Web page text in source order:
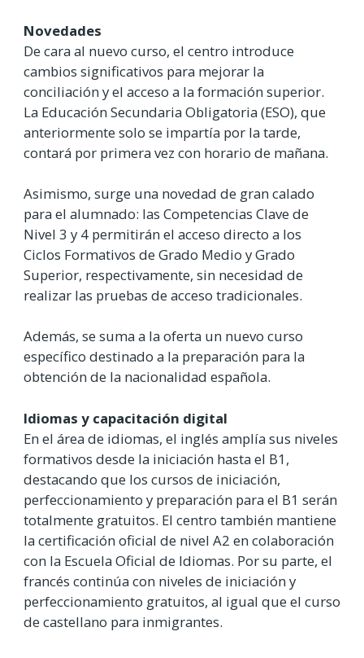
Novedades
De cara al nuevo curso, el centro introduce
cambios significativos para mejorar la
conciliación y el acceso a la formación superior.
La Educación Secundaria Obligatoria (ESO), que
anteriormente solo se impartía por la tarde,
contará por primera vez con horario de mañana.
Asimismo, surge una novedad de gran calado
para el alumnado: las Competencias Clave de
Nivel 3 y 4 permitirán el acceso directo a los
Ciclos Formativos de Grado Medio y Grado
Superior, respectivamente, sin necesidad de
realizar las pruebas de acceso tradicionales.
Además, se suma a la oferta un nuevo curso
específico destinado a la preparación para la
obtención de la nacionalidad española.
Idiomas y capacitación digital
En el área de idiomas, el inglés amplía sus niveles
formativos desde la iniciación hasta el B1,
destacando que los cursos de iniciación,
perfeccionamiento y preparación para el B1 serán
totalmente gratuitos. El centro también mantiene
la certificación oficial de nivel A2 en colaboración
con la Escuela Oficial de Idiomas. Por su parte, el
francés continúa con niveles de iniciación y
perfeccionamiento gratuitos, al igual que el curso
de castellano para inmigrantes.